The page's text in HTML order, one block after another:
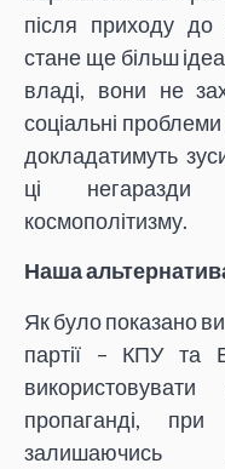
після приходу
стане ще більш
владі, вони не
соціальні
докладатимуть
ці негаразди
космополітизму.
Наша
Як було показано
партії – КПУ та
пропаганді,
залишаючись